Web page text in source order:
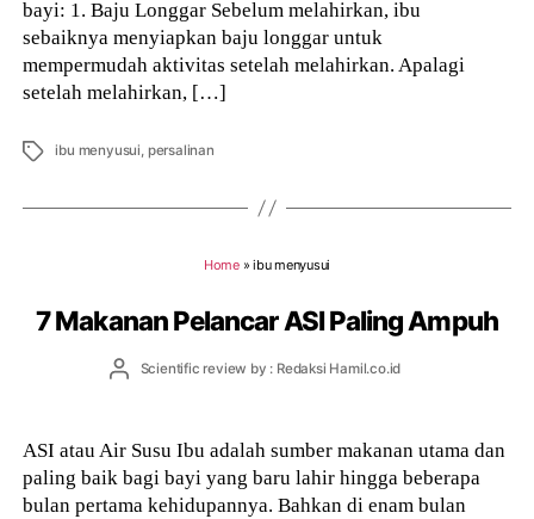
bayi: 1. Baju Longgar Sebelum melahirkan, ibu
sebaiknya menyiapkan baju longgar untuk
mempermudah aktivitas setelah melahirkan. Apalagi
setelah melahirkan, […]
Tags ibu menyusui, persalinan
Home»ibu menyusui
7 Makanan Pelancar ASI Paling Ampuh
PostScientific review by : Redaksi Hamil.co.id
ASI atau Air Susu Ibu adalah sumber makanan utama dan
paling baik bagi bayi yang baru lahir hingga beberapa
bulan pertama kehidupannya. Bahkan di enam bulan